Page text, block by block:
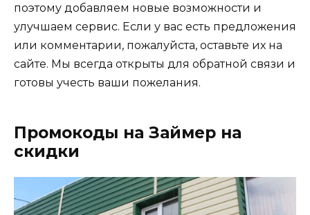
поэтому добавляем новые возможности и
улучшаем сервис. Если у вас есть предложения
или комментарии, пожалуйста, оставьте их на
сайте. Мы всегда открыты для обратной связи и
готовы учесть ваши пожелания.
Промокоды на Займер на
скидки